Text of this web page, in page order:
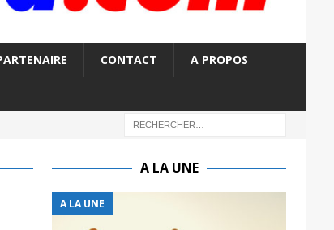
CONTACT A PROPOS
A LA UNE
A LA UNE